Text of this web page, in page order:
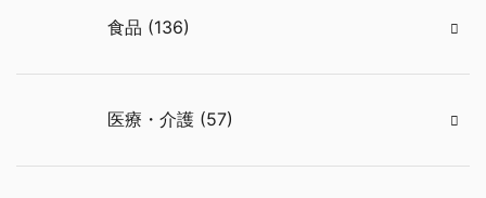
食品 (136)
医療・介護 (57)